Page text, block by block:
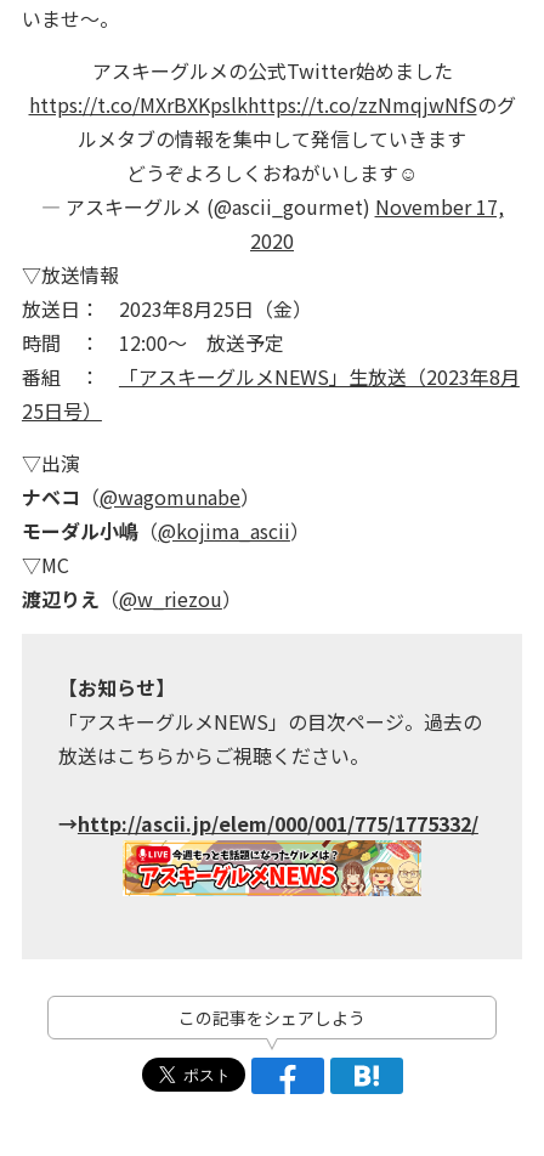
いませ～。
アスキーグルメの公式Twitter始めました
https://t.co/MXrBXKpslkhttps://t.co/zzNmqjwNfSのグ
ルメタブの情報を集中して発信していきます
どうぞよろしくおねがいします☺️
— アスキーグルメ (@ascii_gourmet) November 17,
2020
▽放送情報
放送日： 2023年8月25日（金）
時間 ： 12:00～ 放送予定
番組 ：
「アスキーグルメNEWS」生放送（2023年8月
25日号）
▽出演
ナベコ （@wagomunabe）
モーダル小嶋（@kojima_ascii）
▽MC
渡辺りえ （@w_riezou）
【お知らせ】
「アスキーグルメNEWS」の目次ページ。過去の
放送はこちらからご視聴ください。
→http://ascii.jp/elem/000/001/775/1775332/
この記事をシェアしよう